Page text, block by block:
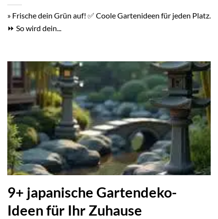
» Frische dein Grün auf! ✅ Coole Gartenideen für jeden Platz.
⏩ So wird dein...
9+ japanische Gartendeko-
Ideen für Ihr Zuhause